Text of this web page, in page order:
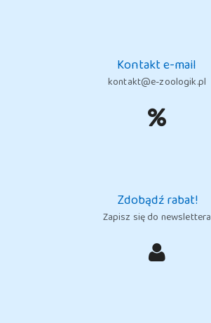
Kontakt e-mail
kontakt@e-zoologik.pl
Zdobądź rabat!
Zapisz się do newslettera